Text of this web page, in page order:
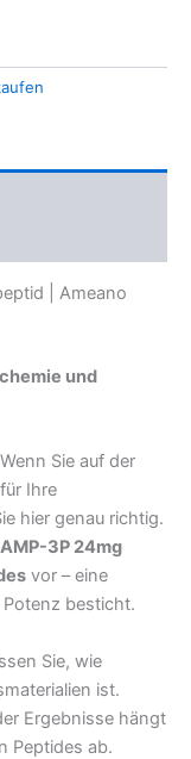
| Ameano
und
Sie auf der
Ihre
hier genau richtig.
3P 24mg
vor – eine
besticht.
Sie, wie
ist.
Ergebnisse hängt
Peptides ab.